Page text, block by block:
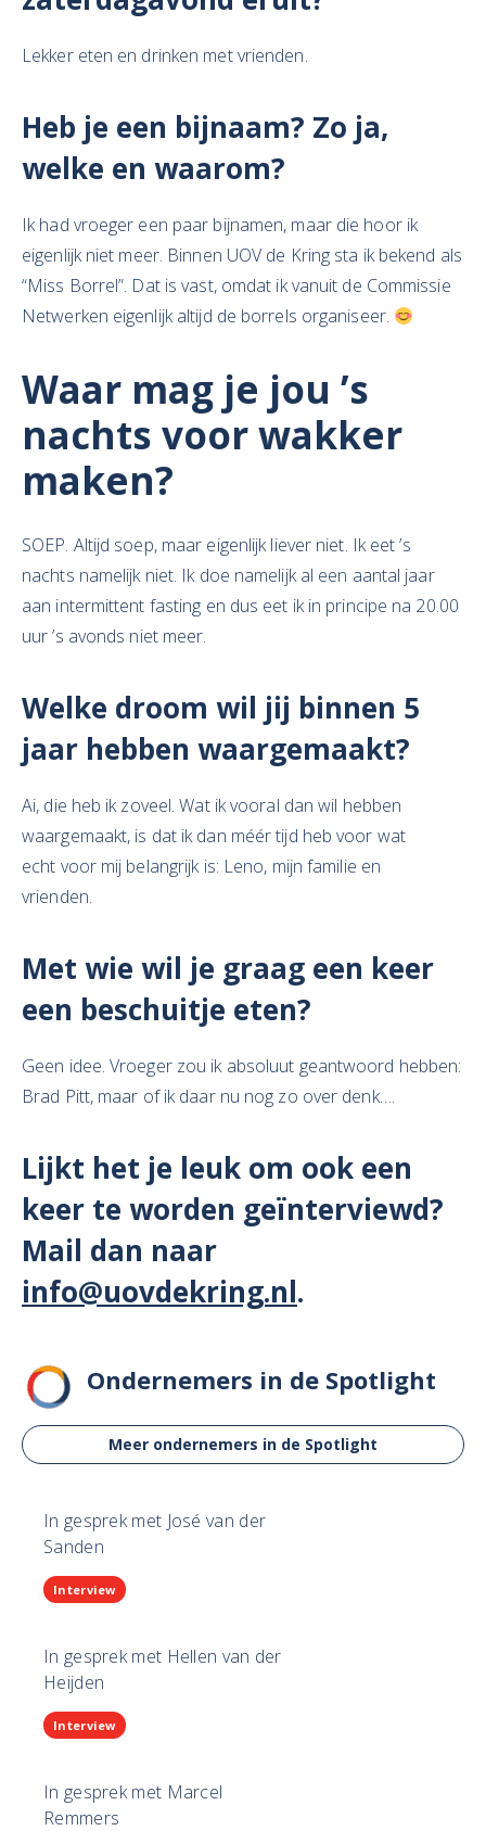
Lekker eten en drinken met vrienden.
Heb je een bijnaam? Zo ja,
welke en waarom?
Ik had vroeger een paar bijnamen, maar die hoor ik
eigenlijk niet meer. Binnen UOV de Kring sta ik bekend als
“Miss Borrel”. Dat is vast, omdat ik vanuit de Commissie
Netwerken eigenlijk altijd de borrels organiseer.
Waar mag je jou ’s
nachts voor wakker
maken?
SOEP. Altijd soep, maar eigenlijk liever niet. Ik eet ’s
nachts namelijk niet. Ik doe namelijk al een aantal jaar
aan intermittent fasting en dus eet ik in principe na 20.00
uur ’s avonds niet meer.
Welke droom wil jij binnen 5
jaar hebben waargemaakt?
Ai, die heb ik zoveel. Wat ik vooral dan wil hebben
waargemaakt, is dat ik dan méér tijd heb voor wat
echt voor mij belangrijk is: Leno, mijn familie en
vrienden.
Met wie wil je graag een keer
een beschuitje eten?
Geen idee. Vroeger zou ik absoluut geantwoord hebben:
Brad Pitt, maar of ik daar nu nog zo over denk….
Lijkt het je leuk om ook een
keer te worden geïnterviewd?
Mail dan naar
info@uovdekring.nl.
Ondernemers in de Spotlight
Meer ondernemers in de Spotlight
In gesprek met José van der
Sanden
Interview
In gesprek met Hellen van der
Heijden
Interview
In gesprek met Marcel
Remmers